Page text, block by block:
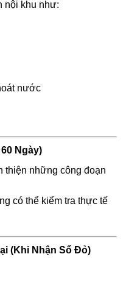
nội khu như:
nước
Ngày)
thiện những công đoạn
có thể kiểm tra thực tế
(Khi Nhận Sổ Đỏ)